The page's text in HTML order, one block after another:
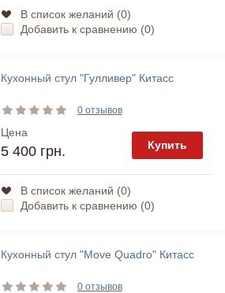
В список желаний (0)
Добавить к сравнению (0)
Кухонный стул "Гулливер" Китасс
0 отзывов
Цена
5 400 грн. Купить
В список желаний (0)
Добавить к сравнению (0)
Кухонный стул "Move Quadro" Китасс
0 отзывов